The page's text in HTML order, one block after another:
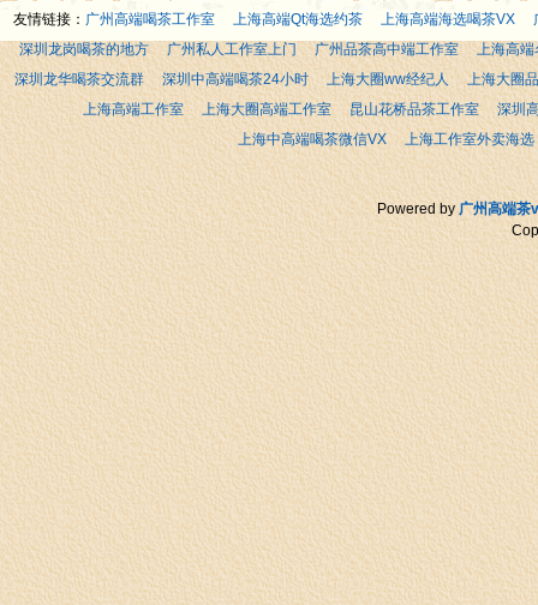
友情链接： 广州高端喝茶工作室 上海高端Qt海选约茶 上海高端海选喝茶VX
深圳龙岗喝茶的地方
广州私人工作室上门 广州品茶高中端工作室
上海高端
深圳龙华喝茶交流群
深圳中高端喝茶24小时 上海大圈ww经纪人
上海大圈
上海高端工作室
上海大圈高端工作室 昆山花桥品茶工作室
深圳
上海中高端喝茶微信VX
上海工作室外卖海选
Powered by广州高端茶